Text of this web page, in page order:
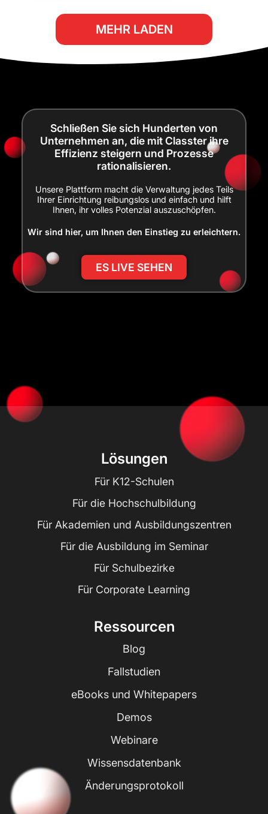
MEHR LADEN
Schließen Sie sich Hunderten von
Unternehmen an, die mit Classter ihre
Effizienz steigern und Prozesse
rationalisieren.
Unsere Plattform macht die Verwaltung jedes Teils
Ihrer Einrichtung reibungslos und einfach und hilft
Ihnen, ihr volles Potenzial auszuschöpfen.
Wir sind hier, um Ihnen den Einstieg zu erleichtern.
ES LIVE SEHEN
Lösungen
Für K12-Schulen
Für die Hochschulbildung
Für Akademien und Ausbildungszentren
Für die Ausbildung im Seminar
Für Schulbezirke
Für Corporate Learning
Ressourcen
Blog
Fallstudien
eBooks und Whitepapers
Demos
Webinare
Wissensdatenbank
Änderungsprotokoll